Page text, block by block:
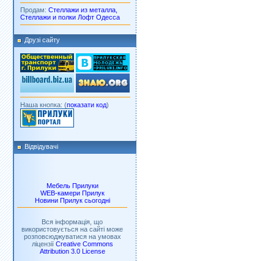
Продам: Стеллажи из металла,
Стеллажи и полки Лофт Одесса
Друзі сайту
Наша кнопка: (показати код)
Відвідувачі
Мебель Прилуки
WEB-камери Прилук
Новини Прилук сьогодні
Вся інформація, що
використовується на сайті може
розповсюджуватися на умовах
ліцензії Creative Commons
Attribution 3.0 License